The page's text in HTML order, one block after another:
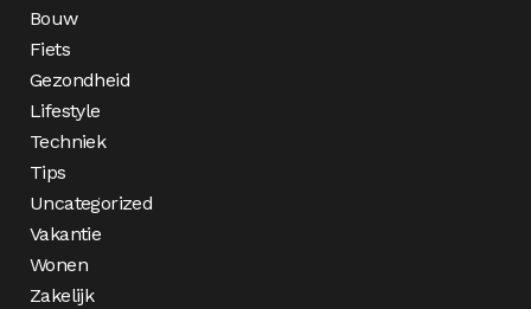
Bouw
Fiets
Gezondheid
Lifestyle
Techniek
Tips
Uncategorized
Vakantie
Wonen
Zakelijk